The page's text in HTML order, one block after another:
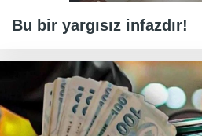
Bu bir yargısız infazdır!